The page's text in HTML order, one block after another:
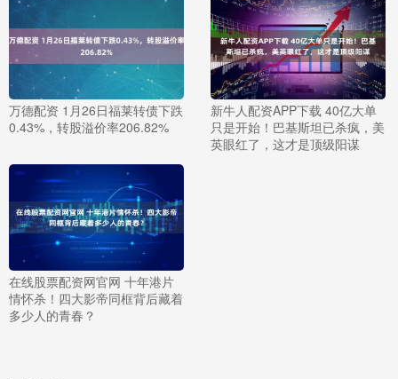
万德配资 1月26日福莱转债下跌
0.43%，转股溢价率206.82%
新牛人配资APP下载 40亿大单
只是开始！巴基斯坦已杀疯，美
英眼红了，这才是顶级阳谋
在线股票配资网官网 十年港片
情怀杀！四大影帝同框背后藏着
多少人的青春？